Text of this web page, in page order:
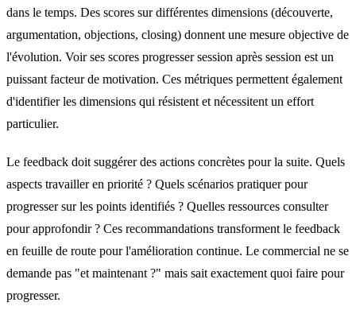
dans le temps. Des scores sur différentes dimensions (découverte,
argumentation, objections, closing) donnent une mesure objective de
l'évolution. Voir ses scores progresser session après session est un
puissant facteur de motivation. Ces métriques permettent également
d'identifier les dimensions qui résistent et nécessitent un effort
particulier.
Le feedback doit suggérer des actions concrètes pour la suite. Quels
aspects travailler en priorité ? Quels scénarios pratiquer pour
progresser sur les points identifiés ? Quelles ressources consulter
pour approfondir ? Ces recommandations transforment le feedback
en feuille de route pour l'amélioration continue. Le commercial ne se
demande pas "et maintenant ?" mais sait exactement quoi faire pour
progresser.